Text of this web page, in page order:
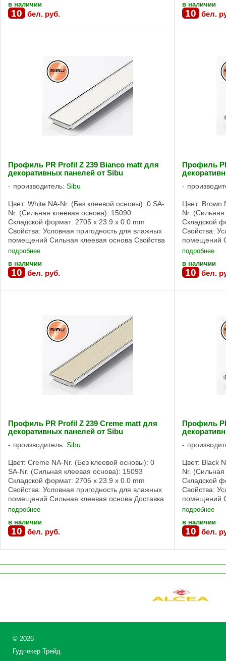
в наличии
10 бел. руб.
в наличии
10 бел.
Профиль PR Profil Z 239 Bianco matt для
декоративных панелей от Sibu
производитель: Sibu
Цвет: White NA-Nr. (Без клеевой основы): 0 SA-
Nr. (Сильная клеевая основа): 15090
Складской формат: 2705 x 23.9 x 0.0 mm
Свойства: Условная пригодность для влажных
помещений Сильная клеевая основа Свойства
продукции SA Номер артикула 15090 Размеры
подробнее
в наличии
10 бел. руб.
Профиль
Цвет: Brown
Nr.
Складской
Свойства:
помещений
панелей и
подробнее
в наличии
10 бел.
Профиль PR Profil Z 239 Creme matt для
декоративных панелей от Sibu
производитель: Sibu
Цвет: Creme NA-Nr. (Без клеевой основы): 0
SA-Nr. (Сильная клеевая основа): 15093
Складской формат: 2705 x 23.9 x 0.0 mm
Свойства: Условная пригодность для влажных
помещений Сильная клеевая основа Доставка
панелей и профилей SIBU возможна по ...
подробнее
в наличии
10 бел. руб.
Профиль
Цвет: Black
Nr.
Складской
Свойства:
помещений
панелей и
подробнее
в наличии
10 бел.
© 2026
Гудпекер Трейд